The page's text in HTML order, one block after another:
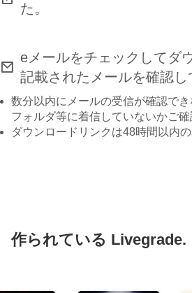
た。
eメールをチェックしてダ
記載されたメールを確認し
数分以内にメールの受信が確認で
フォルダ等に着信していないかご確
ダウンロードリンクは48時間以内の
作られている Livegrade.